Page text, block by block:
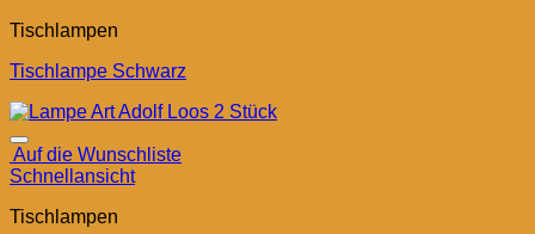
Tischlampen
Tischlampe Schwarz
Auf die Wunschliste
Schnellansicht
Tischlampen